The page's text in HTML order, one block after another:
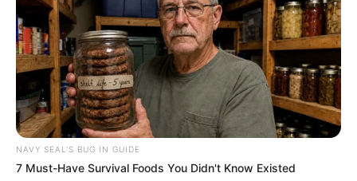
NAVY SEAL'S BUG IN GUIDE
7 Must-Have Survival Foods You Didn't Know Existed